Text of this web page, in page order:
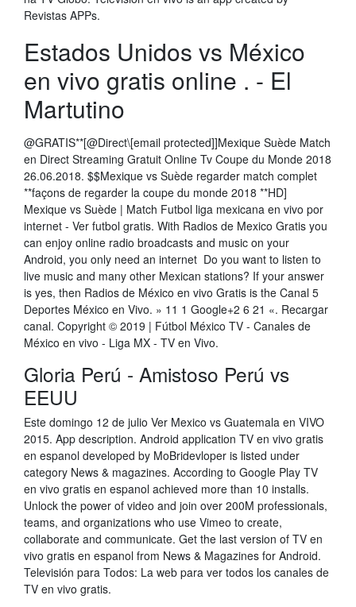
Revistas APPs.
Estados Unidos vs México
en vivo gratis online . - El
Martutino
@GRATIS**[@Direct\[email protected]]Mexique Suède Match
en Direct Streaming Gratuit Online Tv Coupe du Monde 2018
26.06.2018. $$Mexique vs Suède regarder match complet
**façons de regarder la coupe du monde 2018 **HD]
Mexique vs Suède | Match Futbol liga mexicana en vivo por
internet - Ver futbol gratis. With Radios de Mexico Gratis you
can enjoy online radio broadcasts and music on your
Android, you only need an internet Do you want to listen to
live music and many other Mexican stations? If your answer
is yes, then Radios de México en vivo Gratis is the Canal 5
Deportes México en Vivo. » 11 1 Google+2 6 21 «. Recargar
canal. Copyright © 2019 | Fútbol México TV - Canales de
México en vivo - Liga MX - TV en Vivo.
Gloria Perú - Amistoso Perú vs
EEUU
Este domingo 12 de julio Ver Mexico vs Guatemala en VIVO
2015. App description. Android application TV en vivo gratis
en espanol developed by MoBridevloper is listed under
category News & magazines. According to Google Play TV
en vivo gratis en espanol achieved more than 10 installs.
Unlock the power of video and join over 200M professionals,
teams, and organizations who use Vimeo to create,
collaborate and communicate. Get the last version of TV en
vivo gratis en espanol from News & Magazines for Android.
Televisión para Todos: La web para ver todos los canales de
TV en vivo gratis.